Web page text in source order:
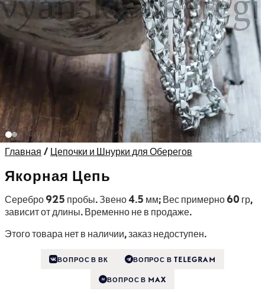
Главная / Цепочки и Шнурки для Оберегов
Якорная Цепь
Серебро 925 пробы. Звено 4.5 мм; Вес примерно 60 гр,
зависит от длины. Временно не в продаже.
Этого товара нет в наличии, заказ недоступен.
ВОПРОС В ВК ВОПРОС В TELEGRAM
M ВОПРОС В MAX